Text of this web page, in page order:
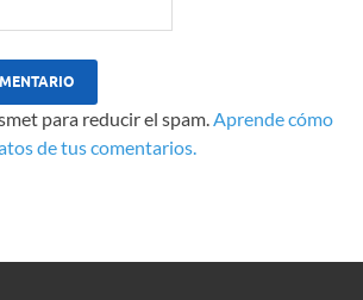
para reducir el spam.Aprende cómo
de tus comentarios.